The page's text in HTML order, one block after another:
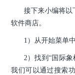
接下来小编将以
软件商店。
1）从开始菜单
2）找到“国际
我们可以通过搜索